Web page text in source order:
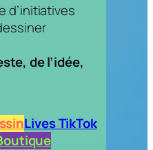
d’initiatives
de l’idée,
Lives TikTok